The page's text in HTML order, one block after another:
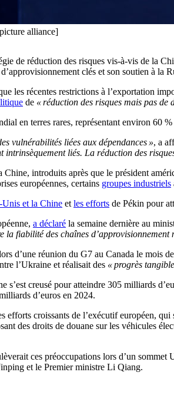
alliance]
de réduction des risques vis-à-vis de la
clés et son soutien à la
les récentes restrictions à l’exportation
de « réduction des risques mais pas de
en terres rares, représentant environ 60
vulnérabilités liées aux dépendances », a
liés. La réduction des
Chine, introduits après que le président
européennes, certains groupes industriels
Unis et la Chine et les efforts de Pékin pour
a déclaré la semaine dernière au
la fiabilité des chaînes d’approvisionnement
d’une réunion du G7 au Canada le mois
l’Ukraine et réalisait des « progrès
s’est creusé pour atteindre 305 milliards
d’euros en 2024.
efforts croissants de l’exécutif européen,
des droits de douane sur les véhicules
ces préoccupations lors d’un
et le Premier ministre Li Qiang.